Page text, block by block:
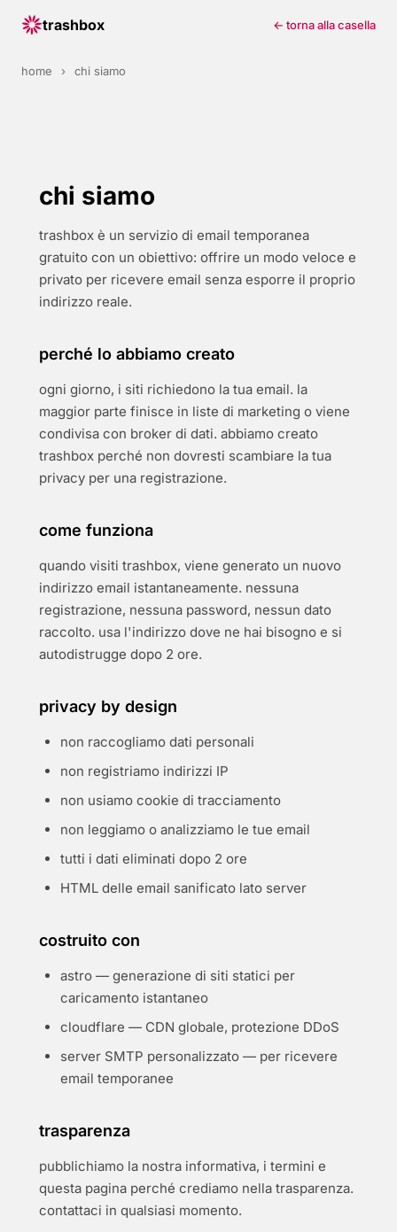
trashbox ← torna alla casella
home › chi siamo
chi siamo
trashbox è un servizio di email temporanea
gratuito con un obiettivo: offrire un modo veloce e
privato per ricevere email senza esporre il proprio
indirizzo reale.
perché lo abbiamo creato
ogni giorno, i siti richiedono la tua email. la
maggior parte finisce in liste di marketing o viene
condivisa con broker di dati. abbiamo creato
trashbox perché non dovresti scambiare la tua
privacy per una registrazione.
come funziona
quando visiti trashbox, viene generato un nuovo
indirizzo email istantaneamente. nessuna
registrazione, nessuna password, nessun dato
raccolto. usa l'indirizzo dove ne hai bisogno e si
autodistrugge dopo 2 ore.
privacy by design
non raccogliamo dati personali
non registriamo indirizzi IP
non usiamo cookie di tracciamento
non leggiamo o analizziamo le tue email
tutti i dati eliminati dopo 2 ore
HTML delle email sanificato lato server
costruito con
astro — generazione di siti statici per
caricamento istantaneo
cloudflare — CDN globale, protezione DDoS
server SMTP personalizzato — per ricevere
email temporanee
trasparenza
pubblichiamo la nostra informativa, i termini e
questa pagina perché crediamo nella trasparenza.
contattaci in qualsiasi momento.